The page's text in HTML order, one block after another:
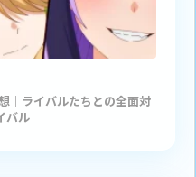
ライバルたちとの全面対
バル